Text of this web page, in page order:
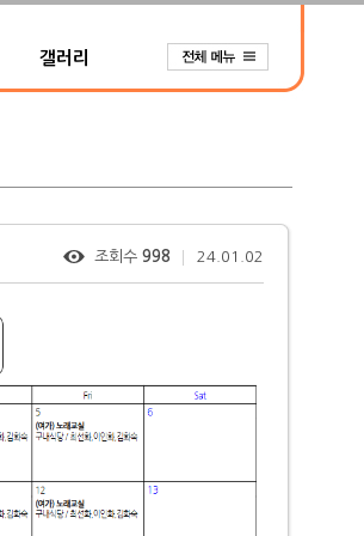
갤러리
조회수 998 24.01.02